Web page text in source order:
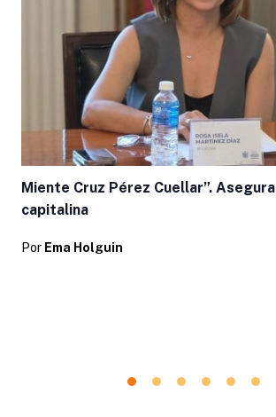
Miente Cruz Pérez Cuellar”.
capitalina
Por Ema Holguin